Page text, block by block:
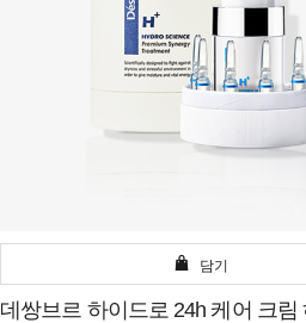
담기
데쌍브르 하이드로 24h 케어 크림